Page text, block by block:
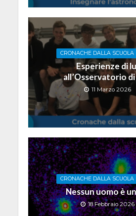
CRONACHE DALLA SCUOLA
Esperienze di
all’Osservatorio
11 Marzo 2026
CRONACHE DALLA SCUOLA
Nessun uomo è
18 Febbraio 2026